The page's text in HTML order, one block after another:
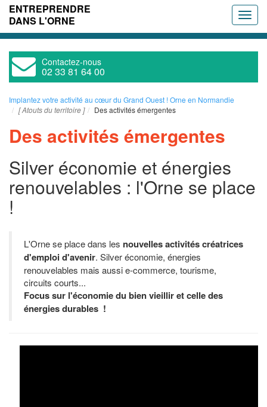
Toggle
ENTREPRENDRE
DANS L'ORNE
Contactez-nous
02 33 81 64 00
Implantez votre activité au cœur du Grand Ouest ! Orne en Normandie
[ Atouts du territoire ]
Des activités émergentes
Des activités émergentes
Silver économie et énergies
renouvelables : l'Orne se place
!
L'Orne se place dans les nouvelles activités créatrices
d'emploi d'avenir. Silver économie, énergies
renouvelables mais aussi e-commerce, tourisme,
circuits courts...
Focus sur l'économie du bien vieillir et celle des
énergies durables !